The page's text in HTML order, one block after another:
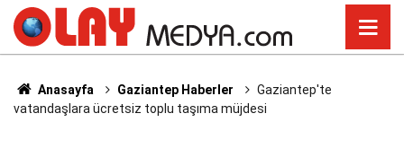
Anasayfa Gaziantep Haberler
Gaziantep'te
vatandaşlara ücretsiz toplu taşıma müjdesi